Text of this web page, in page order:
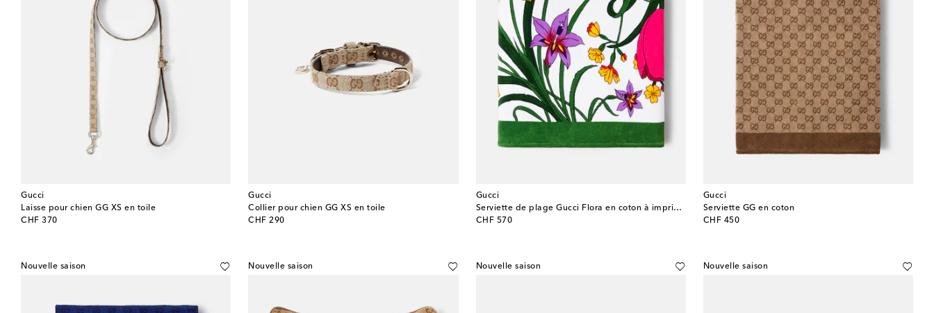
Gucci
Laisse pour chien GG XS en toile
CHF 370
original price
Gucci
Collier pour chien GG XS en toile
CHF 290
original price
Gucci
Serviette de plage Gucci Flora en coton à imprimé
CHF 570
original price
Gucci
Serviette GG en coton
CHF 450
original price
Nouvelle saison Nouvelle saison Nouvelle saison Nouvelle saison